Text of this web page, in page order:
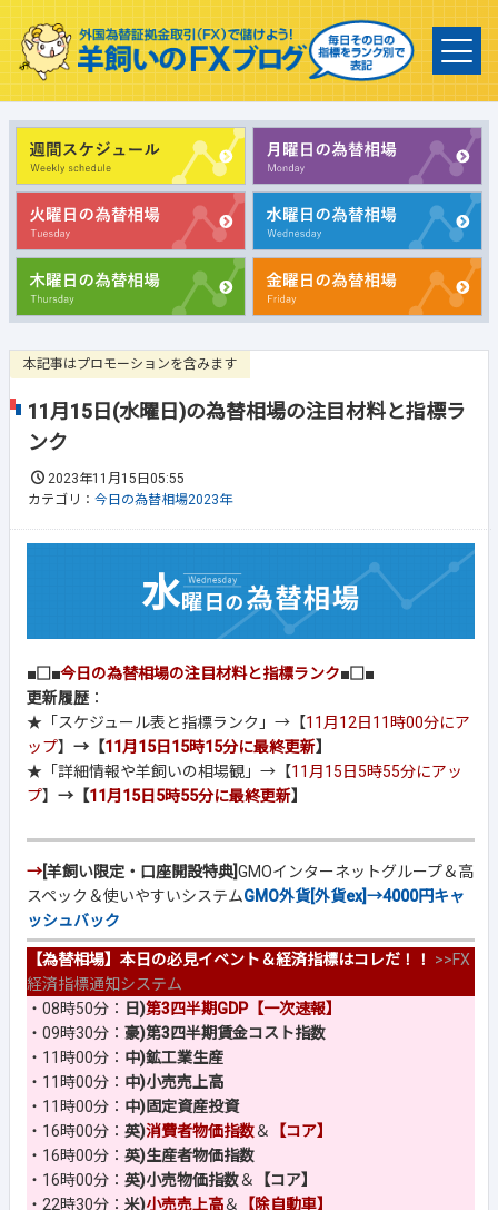
本記事はプロモーションを含みます
11月15日(水曜日)の為替相場の注目材料と指標ラ
ンク
2023年11月15日05:55
カテゴリ： 今日の為替相場2023年
■□■今日の為替相場の注目材料と指標ランク■□■
更新履歴 ：
★「スケジュール表と指標ランク」→【11月12日11時00分にア
ップ】 →【11月15日15時15分に最終更新】
★「詳細情報や羊飼いの相場観」→【11月15日5時55分にアッ
プ】 →【11月15日5時55分に最終更新】
→[羊飼い限定・口座開設特典]GMOインターネットグループ＆高
スペック＆使いやすいシステムGMO外貨[外貨ex]→4000円キャ
ッシュバック
【為替相場】本日の必見イベント＆経済指標はコレだ！！ >>FX
経済指標通知システム
・08時50分：
日)第3四半期GDP【一次速報】
・09時30分： 豪)第3四半期賃金コスト指数
・11時00分： 中)鉱工業生産
・11時00分： 中)小売売上高
・11時00分： 中)固定資産投資
・16時00分： 英)消費者物価指数＆
【コア】
・16時00分： 英)生産者物価指数
・16時00分： 英)小売物価指数＆
【コア】
・22時30分： 米)小売売上高＆
【除自動車】